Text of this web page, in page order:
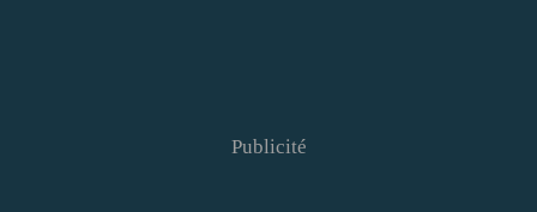
Publicité